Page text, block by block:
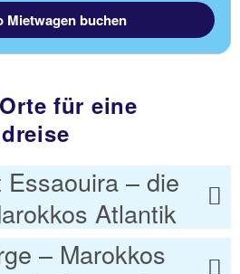
Mietwagen buchen
für eine
– die
Atlantik
– Marokkos